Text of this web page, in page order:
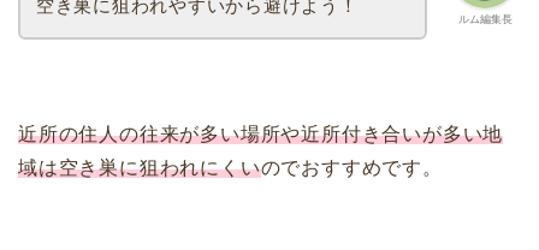
ルム編集長
空き巣に狙われやすいから避けよう！
近所の住人の往来が多い場所や近所付き合いが多い地
域は空き巣に狙われにくいのでおすすめです。